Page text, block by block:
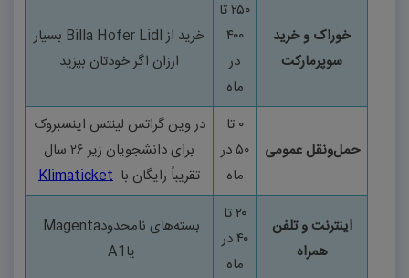
خوراک و خرید
سوپرمارکت
۲۵۰تا
۴۰۰
در
ماه
خرید ازBilla Hofer Lidl بسیار
ارزان اگر خودتان بپزید
حمل‌ونقل عمومی
۰ تا
۵۰ در
ماه
در وین گراتس لینتس اینسبروک
برای دانشجویان زیر۲۶ سال
تقریباً رایگان با Klimaticket
اینترنت و تلفن
همراه
۲۰تا
۴۰در
ماه
بسته‌های نامحدودMagenta
یاA1